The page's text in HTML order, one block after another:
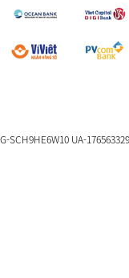
G-SCH9HE6W10 UA-